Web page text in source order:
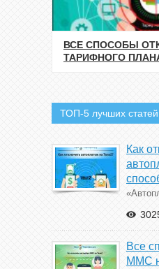
ВСЕ СПОСОБЫ
ТАРИФНОГО
ТОП-5 лучших статей
Как
Все
ММС